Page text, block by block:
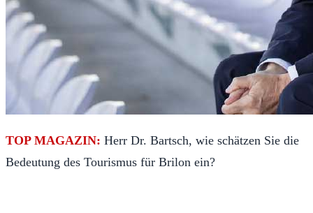
TOP MAGAZIN: Herr Dr. Bartsch, wie schätzen Sie die
Bedeutung des Tourismus für Brilon ein?